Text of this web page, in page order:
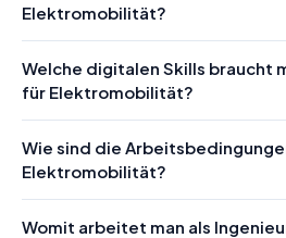
Elektromobilität?
Welche digitalen Skills braucht
für Elektromobilität?
Wie sind die
Elektromobilität?
Womit arbeitet man als